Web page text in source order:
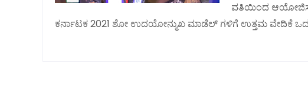
ವತಿಯಿಂದ
ಕರ್ನಾಟಕ 2021 ಶೋ ಉದಯೋನ್ಮುಖ ಮಾಡೆಲ್ ಗಳಿಗೆ ಉತ್ತಮ ವೇದಿಕೆ